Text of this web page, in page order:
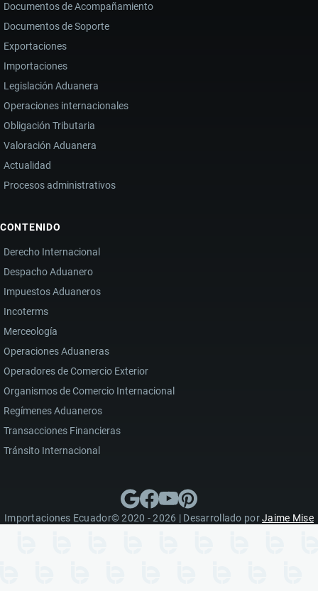
OPERATIVO
SANITARIO
Y
ADUANERO
Documentos de Acompañamiento
Documentos de Soporte
Exportaciones
Importaciones
Legislación Aduanera
Operaciones internacionales
Obligación Tributaria
Valoración Aduanera
Actualidad
Procesos administrativos
CONTENIDO
Derecho Internacional
Despacho Aduanero
Impuestos Aduaneros
Incoterms
Merceología
Operaciones Aduaneras
Operadores de Comercio Exterior
Organismos de Comercio Internacional
Regímenes Aduaneros
Transacciones Financieras
Tránsito Internacional
Importaciones Ecuador© 2020 - 2026 | Desarrollado porJaime Mise